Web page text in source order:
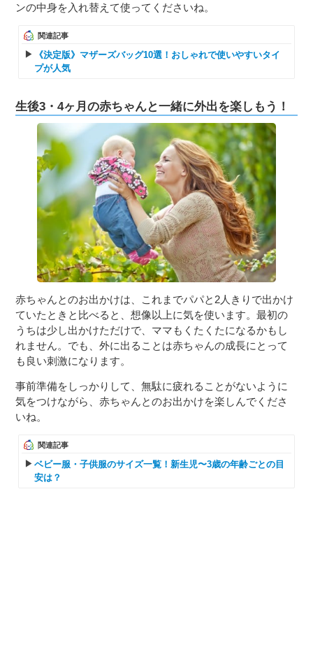
ンの中身を入れ替えて使ってくださいね。
関連記事
《決定版》マザーズバッグ10選！おしゃれで使いやすいタイ
プが人気
生後3・4ヶ月の赤ちゃんと一緒に外出を楽しもう！
赤ちゃんとのお出かけは、これまでパパと2人きりで出かけ
ていたときと比べると、想像以上に気を使います。最初の
うちは少し出かけただけで、ママもくたくたになるかもし
れません。でも、外に出ることは赤ちゃんの成長にとって
も良い刺激になります。
事前準備をしっかりして、無駄に疲れることがないように
気をつけながら、赤ちゃんとのお出かけを楽しんでくださ
いね。
関連記事
ベビー服・子供服のサイズ一覧！新生児〜3歳の年齢ごとの目
安は？